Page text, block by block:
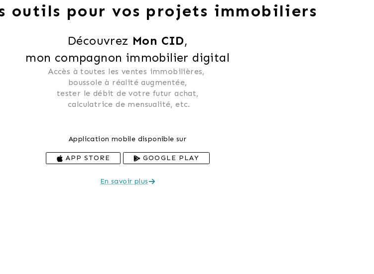
outils pour vos projets immobiliers
Découvrez Mon CID,
mon compagnon immobilier digital
Accès à toutes les ventes immobilières,
boussole à réalité augmentée,
tester le débit de votre futur achat,
calculatrice de mensualité, etc.
Application mobile disponible sur
APP STORE GOOGLE PLAY
En savoir plus